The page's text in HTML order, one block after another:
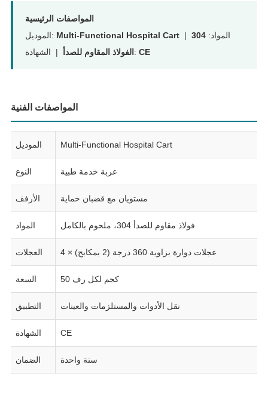
المواصفات الرئيسية
الموديل: Multi-Functional Hospital Cart | المواد:304
الفولاذ المقاوم للصدأ | الشهادة: CE
المواصفات الفنية
الموديل Multi-Functional Hospital Cart
النوع عربة خدمة طبية
الأرفف مستويان مع قضبان حماية
المواد فولاذ مقاوم للصدأ 304، ملحوم بالكامل
العجلات 4 × عجلات دوارة بزاوية 360 درجة (2 بمكابح)
السعة 50 كجم لكل رف
التطبيق نقل الأدوات والمستلزمات والعينات
الشهادة CE
الضمان سنة واحدة